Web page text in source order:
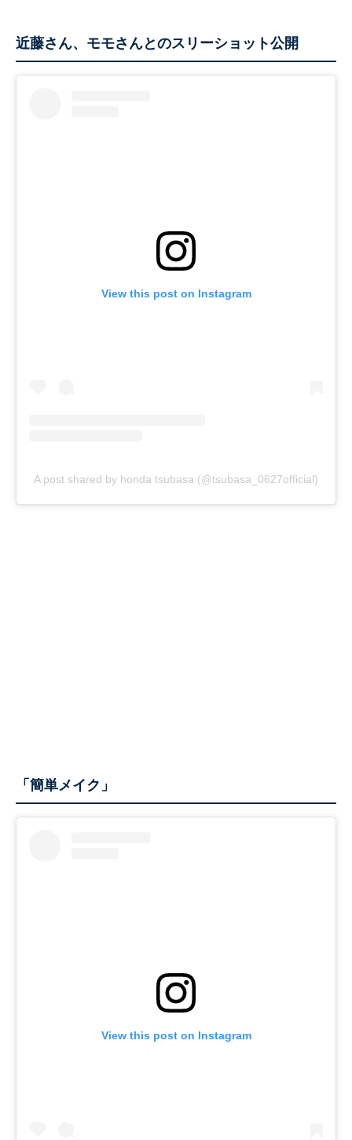
近藤さん、モモさんとのスリーショット公開
View this post on Instagram
A post shared by honda tsubasa (@tsubasa_0627official)
「簡単メイク」
View this post on Instagram